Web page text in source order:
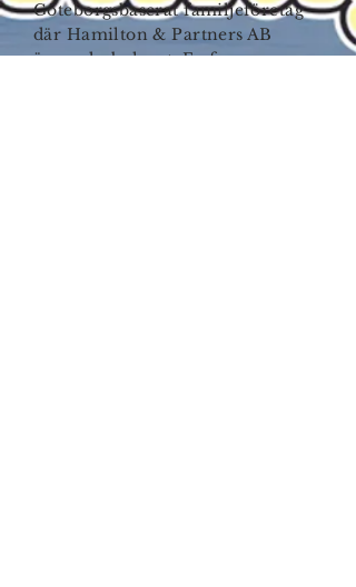
Göteborgsbaserat familjeföretag
där Hamilton & Partners AB
är moderbolaget. Farfar, som var